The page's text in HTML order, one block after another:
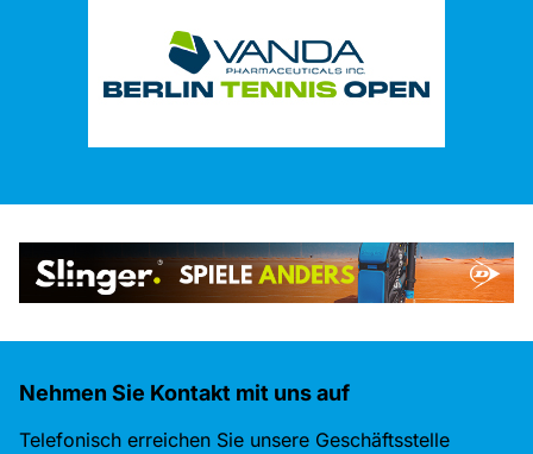
Nehmen Sie Kontakt mit uns auf
Telefonisch erreichen Sie unsere Geschäftsstelle